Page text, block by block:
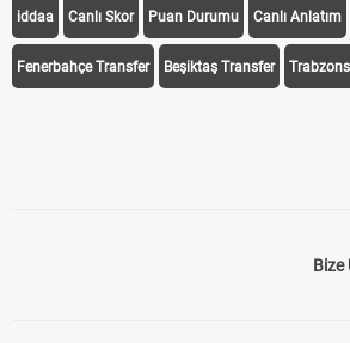
iddaa Canlı Skor Puan Durumu Canlı Anlatım
Fenerbahçe Transfer Beşiktaş Transfer
Bize